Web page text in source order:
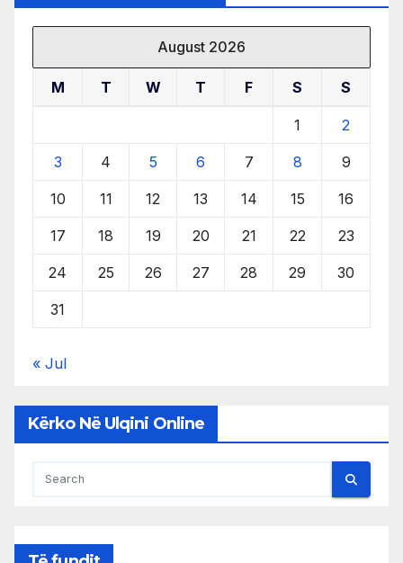
August 2026
M T W T F S S
1 2
3 4 5 6 7 8 9
10 11 12 13 14 15 16
17 18 19 20 21 22 23
24 25 26 27 28 29 30
31
« Jul
Kërko Në Ulqini Online